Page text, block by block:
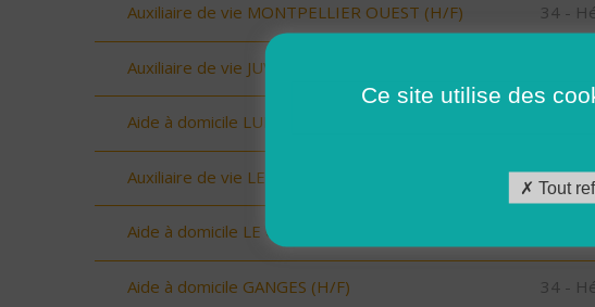
Auxiliaire de vie MONTPELLIER OUEST (H/F) 34 -
Auxiliaire de vie JUVIGNAC (H/F)
Aide à domicile LUNEL (H/F)
Auxiliaire de vie LE CRES (H/F) 34 -
Aide à domicile LE CRES (H/F)
Aide à domicile GANGES (H/F) 34 -
Ce site utilise des
Tout